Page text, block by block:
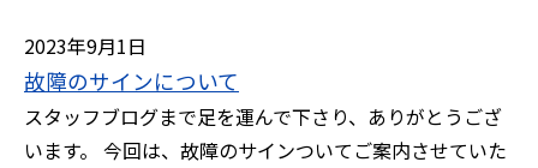
2023年9月1日
故障のサインについて
スタッフブログまで足を運んで下さり、ありがとうござ
います。 今回は、故障のサインついてご案内させていた